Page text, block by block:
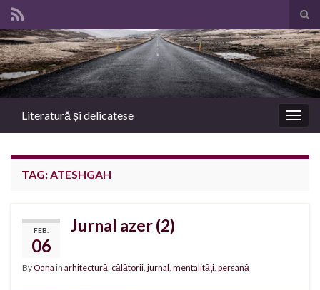
Search for:
Literatură și delicatese
TAG: ATESHGAH
FEB.
06
Jurnal azer (2)
ByOana in arhitectură călătorii jurnal mentalități persană